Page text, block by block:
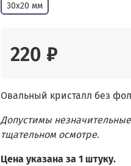
30х20 мм
220 ₽
Овальный кристалл без
Допустимы
тщательном осмотре.
Цена указана за 1 штуку.